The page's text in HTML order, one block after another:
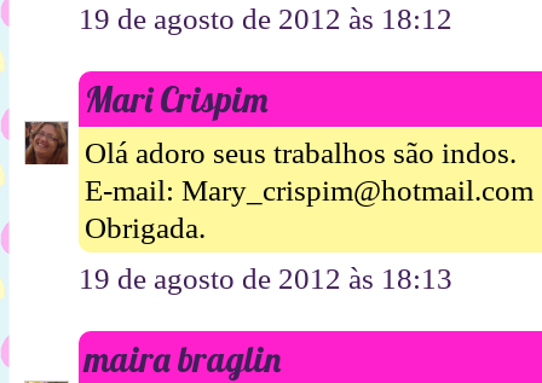
19 de agosto de 2012 às 18:12
Mari Crispim
Olá adoro seus trabalhos são indos.
E-mail: Mary_crispim@hotmail.com
Obrigada.
19 de agosto de 2012 às 18:13
maira braglin